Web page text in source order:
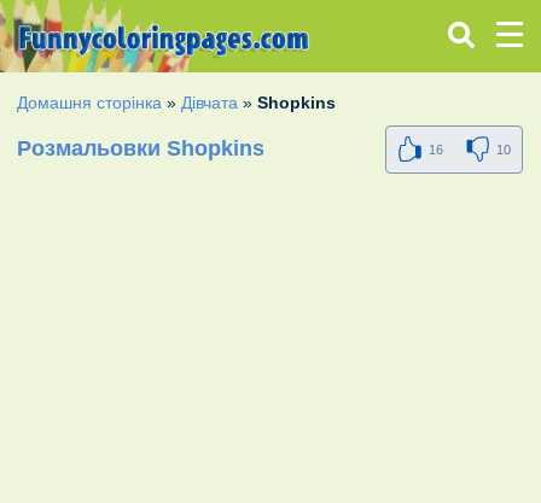
Домашня сторінка » Дівчата »Shopkins
Розмальовки Shopkins 16 10